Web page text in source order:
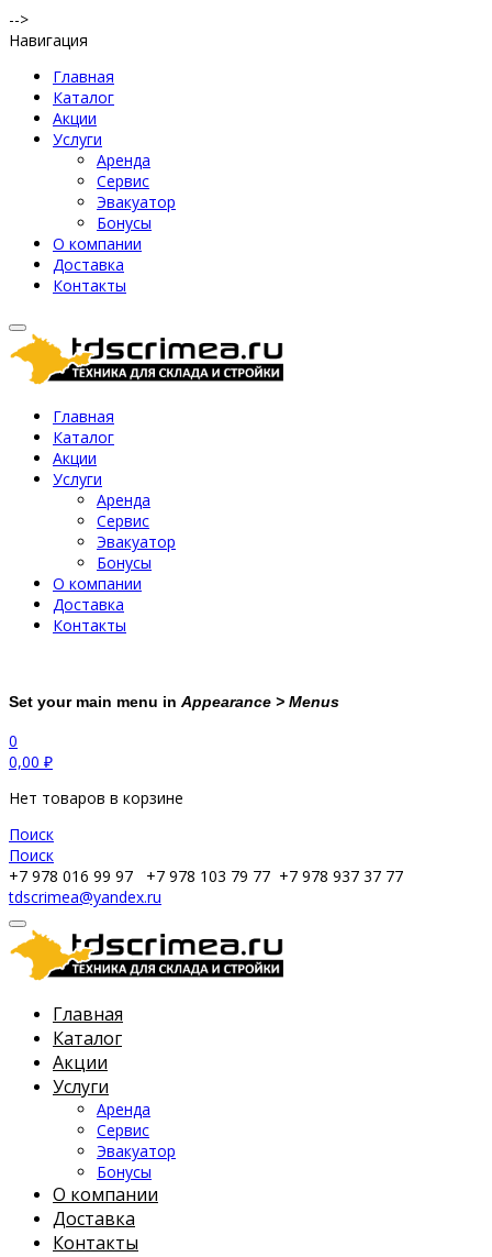
-->
Навигация
Главная
Каталог
Акции
Услуги
Аренда
Сервис
Эвакуатор
Бонусы
О компании
Доставка
Контакты
Главная
Каталог
Акции
Услуги
Аренда
Сервис
Эвакуатор
Бонусы
О компании
Доставка
Контакты
Set your main menu in Appearance > Menus
0
0,00 ₽
Нет товаров в корзине
Поиск
Поиск
+7 978 016 99 97
+7 978 103 79 77 +7 978 937 37 77
tdscrimea@yandex.ru
Главная
Каталог
Акции
Услуги
Аренда
Сервис
Эвакуатор
Бонусы
О компании
Доставка
Контакты